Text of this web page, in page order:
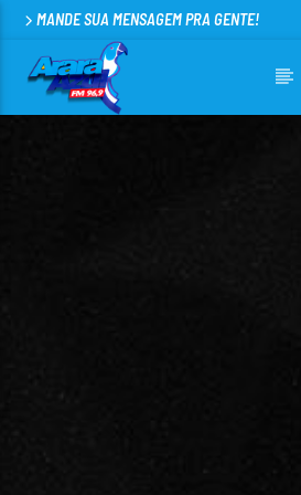
MANDE SUA MENSAGEM PRA GENTE!